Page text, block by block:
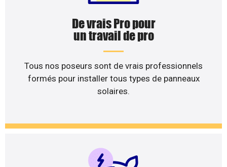
De vrais Pro pour
un travail de pro
Tous nos poseurs sont de vrais professionnels
formés pour installer tous types de panneaux
solaires.